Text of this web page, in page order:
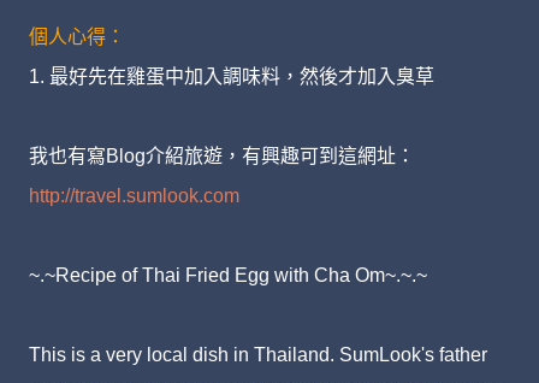
個人心得：
1. 最好先在雞蛋中加入調味料，然後才加入臭草
我也有寫Blog介紹旅遊，有興趣可到這網址：
http://travel.sumlook.com
~.~Recipe of Thai Fried Egg with Cha Om~.~.~
This is a very local dish in Thailand. SumLook's father